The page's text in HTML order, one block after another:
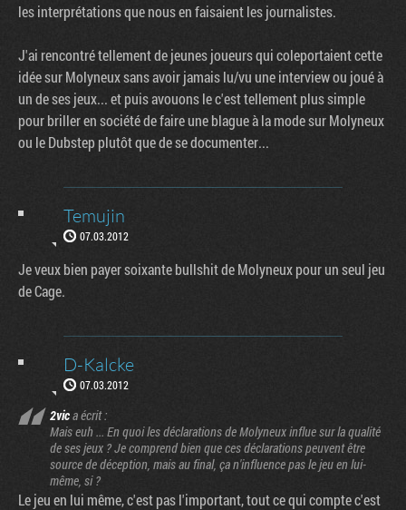
les interprétations que nous en faisaient les journalistes.
J'ai rencontré tellement de jeunes joueurs qui coleportaient cette
idée sur Molyneux sans avoir jamais lu/vu une interview ou joué à
un de ses jeux... et puis avouons le c'est tellement plus simple
pour briller en société de faire une blague à la mode sur Molyneux
ou le Dubstep plutôt que de se documenter...
Temujin
07.03.2012
Je veux bien payer soixante bullshit de Molyneux pour un seul jeu
de Cage.
D-Kalcke
07.03.2012
2vica écrit :
Mais euh ... En quoi les déclarations de Molyneux influe sur la qualité
de ses jeux ? Je comprend bien que ces déclarations peuvent être
source de déception, mais au final, ça n'influence pas le jeu en lui-
même, si ?
Le jeu en lui même, c'est pas l'important, tout ce qui compte c'est